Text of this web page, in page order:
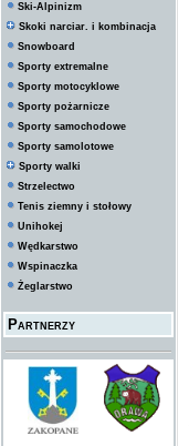
Ski-Alpinizm
Skoki narciar. i kombinacja
Snowboard
Sporty extremalne
Sporty motocyklowe
Sporty pożarnicze
Sporty samochodowe
Sporty samolotowe
Sporty walki
Strzelectwo
Tenis ziemny i stołowy
Unihokej
Wędkarstwo
Wspinaczka
Żeglarstwo
Partnerzy